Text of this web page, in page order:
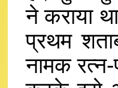
ने कराया
प्रथम
नामक